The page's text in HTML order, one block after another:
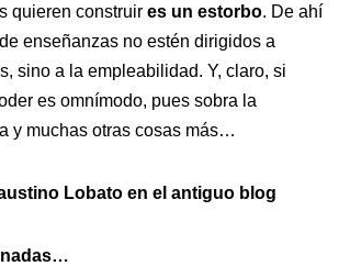
quieren construir es un estorbo. De ahí
enseñanzas no estén dirigidos a
sino a la empleabilidad. Y, claro, si
es omnímodo, pues sobra la
y muchas otras cosas más…
Lobato en el antiguo blog